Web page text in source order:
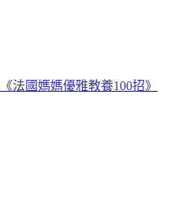
《法國媽媽優雅教養100招》